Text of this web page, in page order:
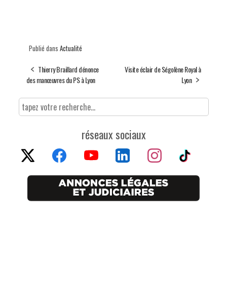
Publié dans Actualité
Thierry Braillard dénonce
des manœuvres du PS à Lyon
Visite éclair de Ségolène Royal à
Lyon
réseaux sociaux